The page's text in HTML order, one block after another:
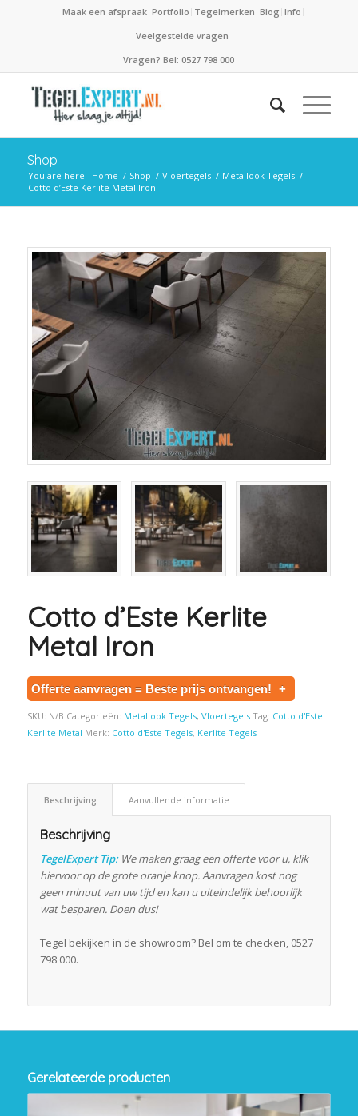
Maak een afspraak Portfolio Tegelmerken Blog Info
Veelgestelde vragen
Vragen? Bel: 0527 798 000
Shop
You are here: Home / Shop / Vloertegels / Metallook Tegels /
Cotto d’Este Kerlite Metal Iron
Cotto d’Este Kerlite
Metal Iron
Offerte aanvragen = Beste prijs ontvangen! +
SKU: N/B Categorieën: Metallook Tegels, Vloertegels Tag: Cotto d'Este
Kerlite Metal Merk: Cotto d'Este Tegels, Kerlite Tegels
Beschrijving Aanvullende informatie
Beschrijving
TegelExpert Tip:We maken graag een offerte voor u, klik
hiervoor op de grote oranje knop. Aanvragen kost nog
geen minuut van uw tijd en kan u uiteindelijk behoorlijk
wat besparen. Doen dus!
Tegel bekijken in de showroom? Bel om te checken, 0527
798 000.
Gerelateerde producten